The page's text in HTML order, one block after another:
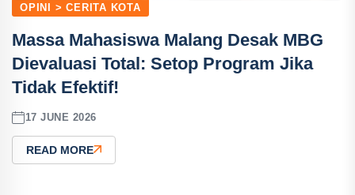
OPINI > CERITA KOTA
Massa Mahasiswa Malang Desak MBG
Dievaluasi Total: Setop Program Jika
Tidak Efektif!
17 JUNE 2026
READ MORE